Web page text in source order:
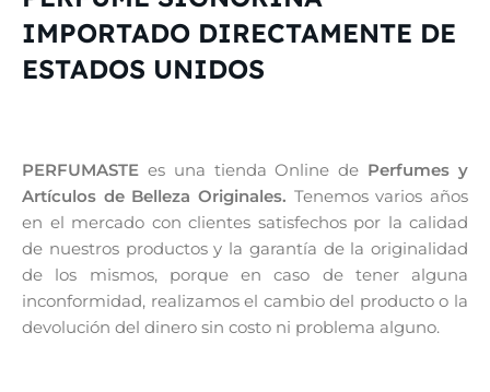
IMPORTADO DIRECTAMENTE DE
ESTADOS UNIDOS
PERFUMASTE es una tienda Online de Perfumes y
Artículos de Belleza Originales. Tenemos varios años
en el mercado con clientes satisfechos por la calidad
de nuestros productos y la garantía de la originalidad
de los mismos, porque en caso de tener alguna
inconformidad, realizamos el cambio del producto o la
devolución del dinero sin costo ni problema alguno.